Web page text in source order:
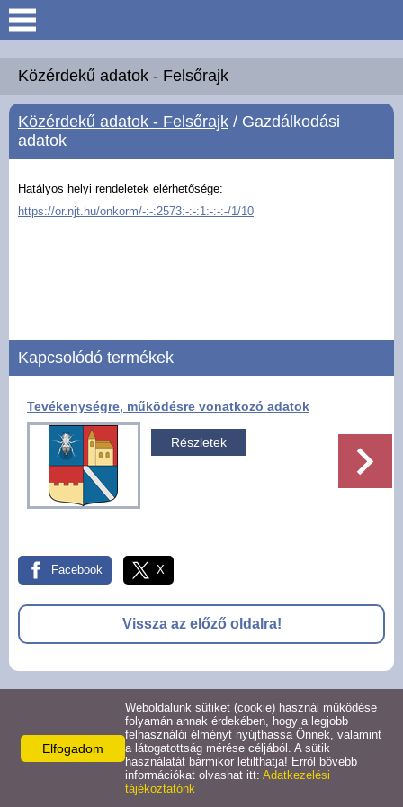
Keresés
Köszöntő
Hírek
Polgármesteri Hivatal
Galéria
Pályázatok
Választási információk -
Felsőrajk
Alsórajk
Közérdekű adatok -
EFOP-1.5.2-16-2017-00008
Közérdekű adatok - Felsőrajk
Közérdekű adatok - Felsőrajk / Gazdálkodási
adatok
Hatályos helyi rendeletek elérhetősége:
https://or.njt.hu/onkorm/-:-:2573:-:-:1:-:-:-/1/10
Kapcsolódó termékek
Tevékenységre, működésre vonatkozó adatok
Részletek
Facebook X
Vissza az előző oldalra!
© 2026 -
Adatkezelési tájékoztató
Oldal információk Impresszum
Elfogadom
Weboldalunk sütiket (cookie) használ működése
folyamán annak érdekében, hogy a legjobb
felhasználói élményt nyújthassa Önnek, valamint
a látogatottság mérése céljából. A sütik
használatát bármikor letilthatja! Erről bővebb
információkat olvashat itt: Adatkezelési
tájékoztatónk